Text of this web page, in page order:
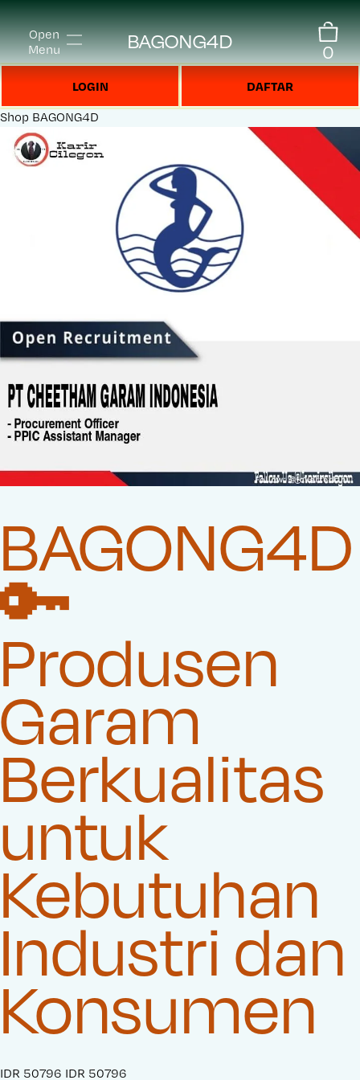
Open
Menu
BAGONG4D 0
LOGIN DAFTAR
Shop BAGONG4D
BAGONG4D
🔑
Produsen
Garam
Berkualitas
untuk
Kebutuhan
Industri dan
Konsumen
S
IDR 50796 O
IDR 50796